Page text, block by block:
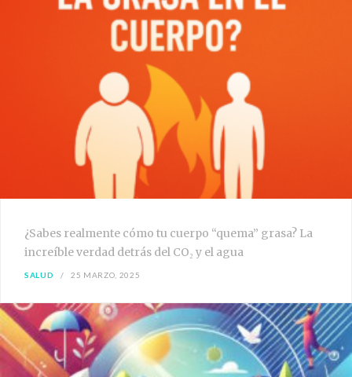
¿Sabes realmente cómo tu cuerpo “quema” grasa? La
increíble verdad detrás del CO₂ y el agua
SALUD 25 MARZO, 2025